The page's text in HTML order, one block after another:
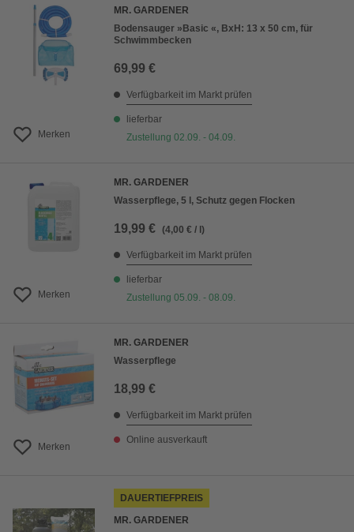
Merken
MR. GARDENER
Bodensauger »Basic «, BxH: 13 x 50 cm, für
Schwimmbecken
69,99 €
Verfügbarkeit im Markt prüfen
lieferbar
Zustellung 02.09. - 04.09.
Merken
MR. GARDENER
Wasserpflege, 5 l, Schutz gegen Flocken
19,99 € (4,00 € / l)
Verfügbarkeit im Markt prüfen
lieferbar
Zustellung 05.09. - 08.09.
Merken
MR. GARDENER
Wasserpflege
18,99 €
Verfügbarkeit im Markt prüfen
Online ausverkauft
DAUERTIEFPREIS
MR. GARDENER